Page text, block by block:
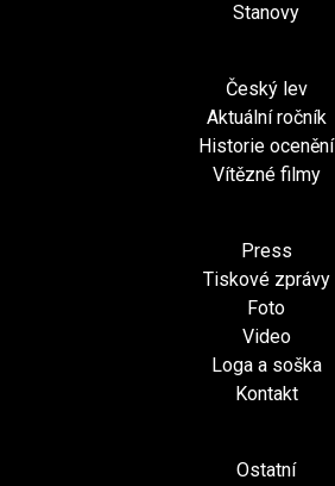
Stanovy
Český lev
Aktuální ročník
Historie ocenění
Vítězné filmy
Press
Tiskové zprávy
Foto
Video
Loga a soška
Kontakt
Ostatní